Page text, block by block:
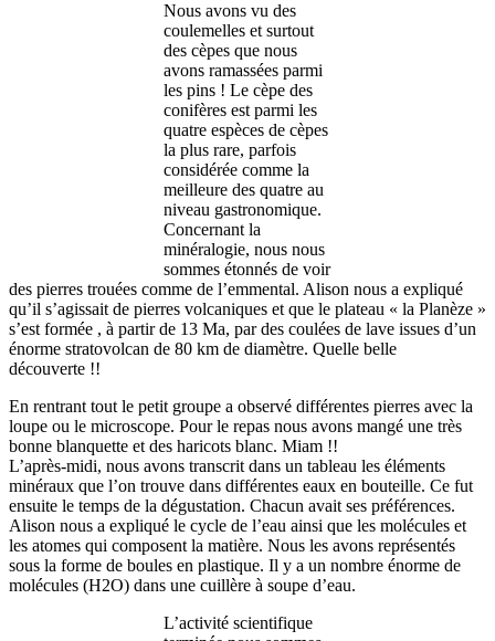
Nous avons vu des
coulemelles et surtout
des cèpes que nous
avons ramassées parmi
les pins ! Le cèpe des
conifères est parmi les
quatre espèces de cèpes
la plus rare, parfois
considérée comme la
meilleure des quatre au
niveau gastronomique.
Concernant la
minéralogie, nous nous
sommes étonnés de voir
des pierres trouées comme de l’emmental. Alison nous a expliqué
qu’il s’agissait de pierres volcaniques et que le plateau « la Planèze »
s’est formée , à partir de 13 Ma, par des coulées de lave issues d’un
énorme stratovolcan de 80 km de diamètre. Quelle belle
découverte !!
En rentrant tout le petit groupe a observé différentes pierres avec la
loupe ou le microscope. Pour le repas nous avons mangé une très
bonne blanquette et des haricots blanc. Miam !!
L’après-midi, nous avons transcrit dans un tableau les éléments
minéraux que l’on trouve dans différentes eaux en bouteille. Ce fut
ensuite le temps de la dégustation. Chacun avait ses préférences.
Alison nous a expliqué le cycle de l’eau ainsi que les molécules et
les atomes qui composent la matière. Nous les avons représentés
sous la forme de boules en plastique. Il y a un nombre énorme de
molécules (H2O) dans une cuillère à soupe d’eau.
L’activité scientifique